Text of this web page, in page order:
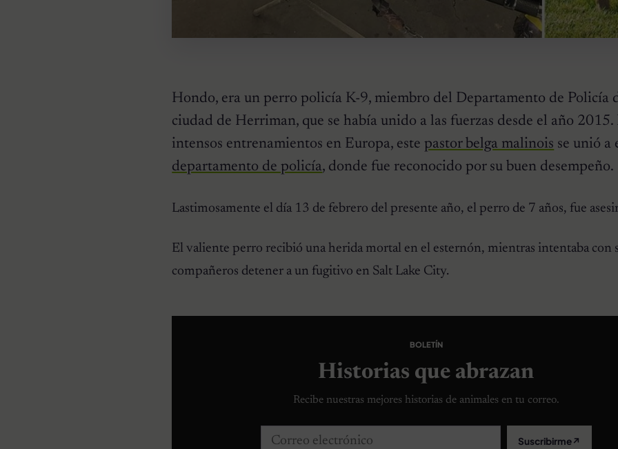
Hondo, era un perro policía K-9, miembro del Departamento de Policía
ciudad de Herriman, que se había unido a las fuerzas desde el año 2015.
intensos entrenamientos en Europa, este pastor belga malinois se unió a
departamento de policía, donde fue reconocido por su buen desempeño.
Lastimosamente el día 13 de febrero del presente año, el perro de 7 años, fue
El valiente perro recibió una herida mortal en el esternón, mientras intentaba con
compañeros detener a un fugitivo en Salt Lake City.
BOLETÍN
Historias que abrazan
Recibe nuestras mejores historias de animales en tu correo.
Correo electrónico Suscribirme↗